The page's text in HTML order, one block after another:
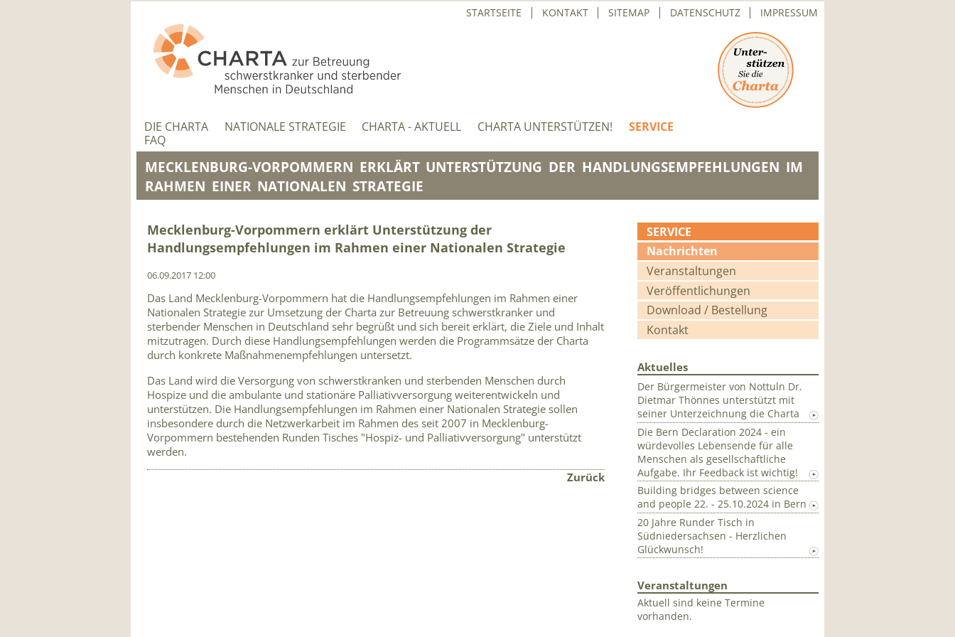
ÜBERSPRINGEN
STARTSEITE KONTAKT SITEMAP DATENSCHUTZ IMPRESSUM
ÜBERSPRINGEN
DIE CHARTA NATIONALE STRATEGIE CHARTA - AKTUELL CHARTA UNTERSTÜTZEN!
SERVICE
FAQ
MECKLENBURG-VORPOMMERN ERKLÄRT UNTERSTÜTZUNG DER HANDLUNGSEMPFEHLUNGEN IM
RAHMEN EINER NATIONALEN STRATEGIE
Mecklenburg-Vorpommern erklärt Unterstützung der
Handlungsempfehlungen im Rahmen einer Nationalen Strategie
06.09.2017 12:00
Das Land Mecklenburg-Vorpommern hat die Handlungsempfehlungen im Rahmen einer
Nationalen Strategie zur Umsetzung der Charta zur Betreuung schwerstkranker und
sterbender Menschen in Deutschland sehr begrüßt und sich bereit erklärt, die Ziele und Inhalt
mitzutragen. Durch diese Handlungsempfehlungen werden die Programmsätze der Charta
durch konkrete Maßnahmenempfehlungen untersetzt.
Das Land wird die Versorgung von schwerstkranken und sterbenden Menschen durch
Hospize und die ambulante und stationäre Palliativversorgung weiterentwickeln und
unterstützen. Die Handlungsempfehlungen im Rahmen einer Nationalen Strategie sollen
insbesondere durch die Netzwerkarbeit im Rahmen des seit 2007 in Mecklenburg-
Vorpommern bestehenden Runden Tisches "Hospiz- und Palliativversorgung" unterstützt
werden.
Zurück
SERVICE
Navigation
überspringen
Nachrichten
Veranstaltungen
Veröffentlichungen
Download / Bestellung
Kontakt
Aktuelles
Der Bürgermeister von Nottuln Dr.
Dietmar Thönnes unterstützt mit
seiner Unterzeichnung die Charta
Die Bern Declaration 2024 - ein
würdevolles Lebensende für alle
Menschen als gesellschaftliche
Aufgabe. Ihr Feedback ist wichtig!
Building bridges between science
and people 22. - 25.10.2024 in Bern
20 Jahre Runder Tisch in
Südniedersachsen - Herzlichen
Glückwunsch!
Veranstaltungen
Aktuell sind keine Termine
vorhanden.